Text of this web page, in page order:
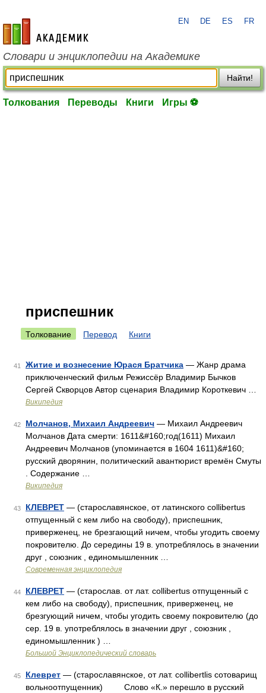
academic.ru
EN DE ES FR
Словари и энциклопедии на Академике
Найти!
Толкования Переводы Книги Игры ⚽
приспешник
Толкование Перевод Книги
41 Житие и вознесение Юрася Братчика — Жанр драма
приключенческий фильм Режиссёр Владимир Бычков
Сергей Скворцов Автор сценария Владимир Короткевич …
Википедия
42 Молчанов, Михаил Андреевич — Михаил Андреевич
Молчанов Дата смерти: 1611&#160;год(1611) Михаил
Андреевич Молчанов (упоминается в 1604 1611)&#160;
русский дворянин, политический авантюрист времён Смуты
. Содержание …
Википедия
43 КЛЕВРЕТ — (старославянское, от латинского collibertus
отпущенный с кем либо на свободу), приспешник,
приверженец, не брезгающий ничем, чтобы угодить своему
покровителю. До середины 19 в. употреблялось в значении
друг , союзник , единомышленник …
Современная энциклопедия
44 КЛЕВРЕТ — (старослав. от лат. collibertus отпущенный с
кем либо на свободу), приспешник, приверженец, не
брезгующий ничем, чтобы угодить своему покровителю (до
сер. 19 в. употреблялось в значении друг , союзник ,
единомышленник ) …
Большой Энциклопедический словарь
45 Клеврет — (старославянское, от лат. collibertlis сотоварищ
вольноотпущенник) Слово «К.» перешло в русский